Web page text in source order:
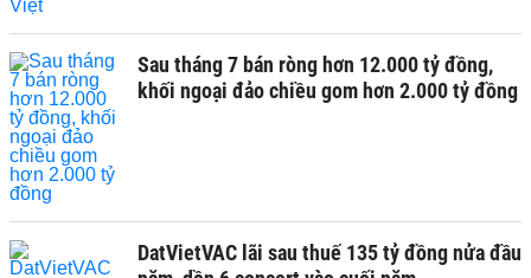
Sau tháng 7 bán ròng hơn 12.000 tỷ đồng,
khối ngoại đảo chiều gom hơn 2.000 tỷ đồng
DatVietVAC lãi sau thuế 135 tỷ đồng nửa đầu